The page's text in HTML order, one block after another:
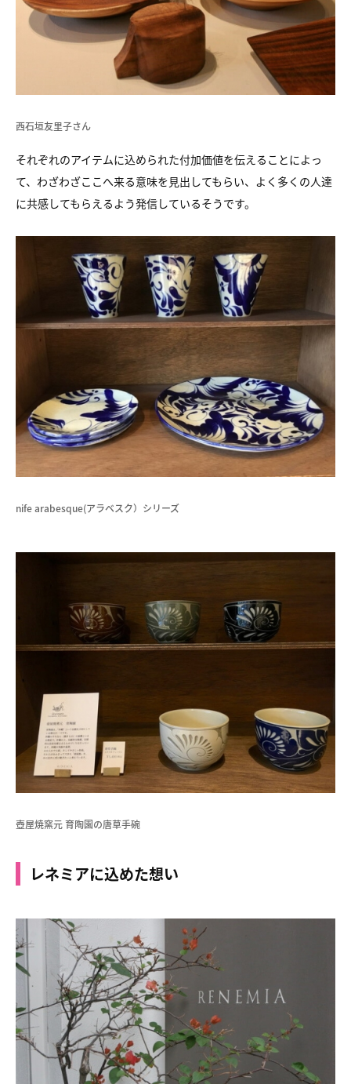
西石垣友里子さん
それぞれのアイテムに込められた付加価値を伝えることによっ
て、わざわざここへ来る意味を見出してもらい、よく多くの人達
に共感してもらえるよう発信しているそうです。
nife arabesque(アラベスク）シリーズ
壺屋焼窯元 育陶園の唐草手碗
レネミアに込めた想い